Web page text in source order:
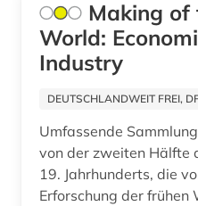
elfter september (1)
england (2)
Making of
World:
Industry
DEUTSCHLANDWEIT FREI,
Umfassende
von der zweiten Hälfte
19. Jahrhunderts, die
Erforschung der